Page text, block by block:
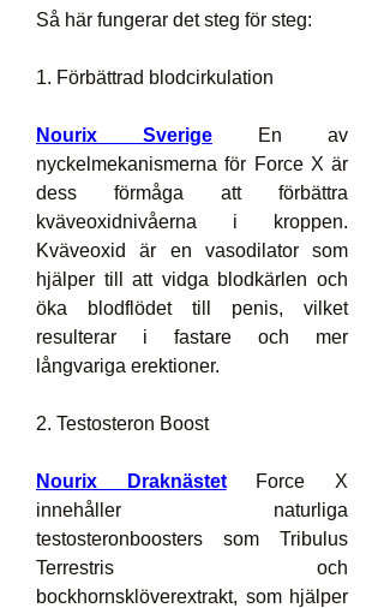
Så här fungerar det steg för steg:
1. Förbättrad blodcirkulation
Nourix Sverige En av
nyckelmekanismerna för Force X är
dess förmåga att förbättra
kväveoxidnivåerna i kroppen.
Kväveoxid är en vasodilator som
hjälper till att vidga blodkärlen och
öka blodflödet till penis, vilket
resulterar i fastare och mer
långvariga erektioner.
2. Testosteron Boost
Nourix Draknästet Force X
innehåller naturliga
testosteronboosters som Tribulus
Terrestris och
bockhornsklöverextrakt, som hjälper